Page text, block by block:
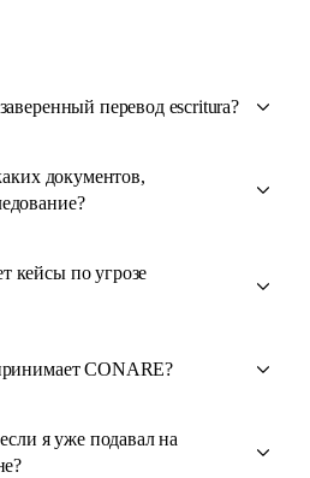
перевод escritura?
документов,
кейсы по угрозе
CONARE?
я уже подавал на